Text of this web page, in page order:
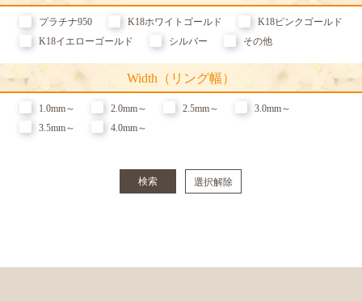
プラチナ950 K18ホワイトゴールド
K18ピンクゴールド
K18イエローゴールド
シルバー その他
Width（リング幅）
1.0mm～ 2.0mm～ 2.5mm～
3.0mm～
3.5mm～
4.0mm～